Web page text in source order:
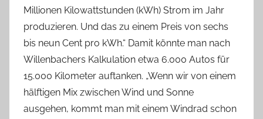
Millionen Kilowattstunden (kWh) Strom im Jahr
produzieren. Und das zu einem Preis von sechs
bis neun Cent pro kWh.“ Damit könnte man nach
Willenbachers Kalkulation etwa 6.000 Autos für
15.000 Kilometer auftanken. „Wenn wir von einem
hälftigen Mix zwischen Wind und Sonne
ausgehen, kommt man mit einem Windrad schon